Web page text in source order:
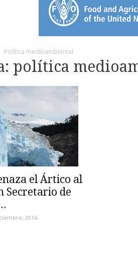
Política medioambiental
política
el Ártico al
Secretario de
2016